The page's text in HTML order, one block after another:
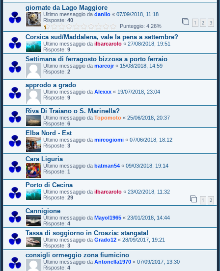
giornate da Lago Maggiore
Ultimo messaggio da danilo « 07/09/2018, 11:18
Risposte: 40 1 2 3
Punteggio: 4.26%
Corsica sud/Maddalena, vale la pena a settembre?
Ultimo messaggio da ilbarcarolo « 27/08/2018, 19:51
Risposte: 9
Settimana di ferragosto bizzosa a porto ferraio
Ultimo messaggio da marcojr« 15/08/2018, 14:59
Risposte: 2
approdo a grado
Ultimo messaggio da Alexxx « 19/07/2018, 23:04
Risposte: 9
Riva Di Traiano o S. Marinella?
Ultimo messaggio da Topomoto « 25/06/2018, 20:37
Risposte: 6
Elba Nord - Est
Ultimo messaggio da mircogiomi « 07/06/2018, 18:12
Risposte: 3
Cara Liguria
Ultimo messaggio da batman54 « 09/03/2018, 19:14
Risposte: 1
Porto di Cecina
Ultimo messaggio da ilbarcarolo « 23/02/2018, 11:32
Risposte: 29 1 2
Cannigione
Ultimo messaggio da Mayol1965 « 23/01/2018, 14:44
Risposte: 4
Tassa di soggiorno in Croazia: stangata!
Ultimo messaggio da Grado12 « 28/09/2017, 19:21
Risposte: 3
consigli ormeggio zona fiumicino
Ultimo messaggio da Antonella1970 « 07/09/2017, 13:30
Risposte: 4